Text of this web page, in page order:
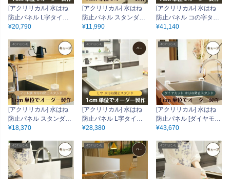
[アクリリカル] 水はね
防止パネル L字タイプ
[キューブタイプスタン
アクリル製 キッチン・
シンクの水はねをガー
ド！
¥20,790
[アクリリカル] 水はね
防止パネル スタンダー
ドタイプ [キューブタイ
ズ 全5色 アクリル製 キ
ッチン・シンクの水は
ねをガード！
¥11,990
[アクリリカル] 水はね
防止パネル コの字タイ
プ [バータイプスタンド
クリル製 キッチン・シ
ンクの水はねをガー
¥41,140
[アクリリカル] 水はね
防止パネル スタンダー
ドタイプ [キューブタイ
ット] 特注サイズ 全5色
アクリル製 キッチン・
シンクの水はねをガー
ド！
¥18,370
[アクリリカル] 水はね
防止パネル L字タイプ
[バータイプスタンド付]
リル製 キッチン・シン
クの水はねをガード！
¥28,380
[アクリリカル] 水はね
防止パネル [ダイヤモン
ドカット キューブタイ
ズ 全5色 アクリル製 キ
ッチン・シンクの水は
ねをガード！
¥43,670